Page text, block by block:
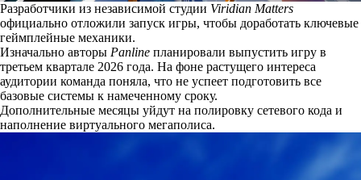
Разработчики из независимой студии Viridian Matters
официально отложили запуск игры, чтобы доработать ключевые
геймплейные механики.
Изначально авторы Panline планировали выпустить игру в
третьем квартале 2026 года. На фоне растущего интереса
аудитории команда поняла, что не успеет подготовить все
базовые системы к намеченному сроку.
Дополнительные месяцы уйдут на полировку сетевого кода и
наполнение виртуального мегаполиса.